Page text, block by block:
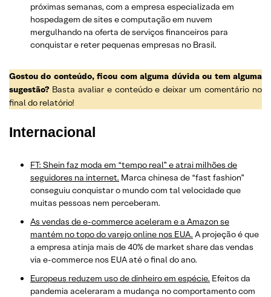
próximas semanas, com a empresa especializada em
hospedagem de sites e computação em nuvem
mergulhando na oferta de serviços financeiros para
conquistar e reter pequenas empresas no Brasil.
Gostou do conteúdo, ficou com alguma dúvida ou tem alguma
sugestão? Basta avaliar e conteúdo e deixar um comentário no
final do relatório!
Internacional
FT: Shein faz moda em “tempo real” e atrai milhões de
seguidores na internet. Marca chinesa de “fast fashion”
conseguiu conquistar o mundo com tal velocidade que
muitas pessoas nem perceberam.
As vendas de e-commerce aceleram e a Amazon se
mantém no topo do varejo online nos EUA. A projeção é que
a empresa atinja mais de 40% de market share das vendas
via e-commerce nos EUA até o final do ano.
Europeus reduzem uso de dinheiro em espécie. Efeitos da
pandemia aceleraram a mudança no comportamento com